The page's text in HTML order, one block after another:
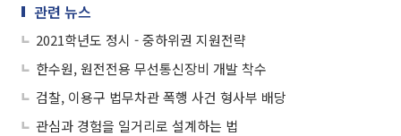
관련 뉴스
2021학년도 정시 - 중하위권 지원전략
한수원, 원전전용 무선통신장비 개발 착수
검찰, 이용구 법무차관 폭행 사건 형사부 배당
관심과 경험을 일거리로 설계하는 법